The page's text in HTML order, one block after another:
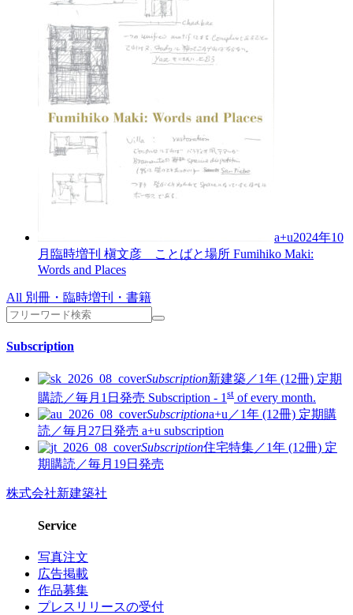
a+u2024年10
月臨時増刊 槇文彦 ことばと場所 Fumihiko Maki:
Words and Places
All 別冊・臨時増刊・書籍
Subscription
Subscription新建築／1年 (12冊) 定期
購読／毎月1日発売 Subscription - 1 st of every month.
Subscriptiona+u／1年 (12冊) 定期購
読／毎月27日発売 a+u subscription
Subscription住宅特集／1年 (12冊) 定
期購読／毎月19日発売
株式会社新建築社
Service
写真注文
広告掲載
作品募集
プレスリリースの受付